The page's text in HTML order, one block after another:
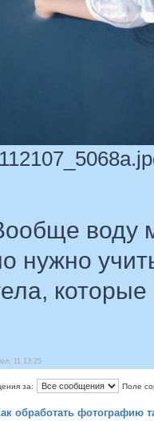
воду
нужно
которые
11 13:25
за: Поле
обработать фотографию